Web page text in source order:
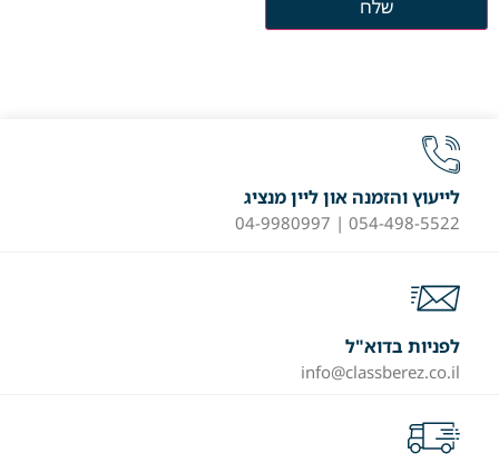
לייעוץ והזמנה און ליין מנציג
054-498-5522 | 04-9980997
לפניות בדוא"ל
info@classberez.co.il